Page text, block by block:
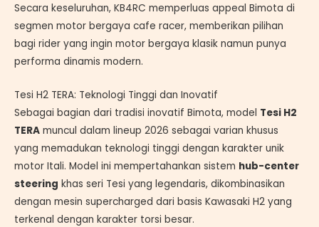
Secara keseluruhan, KB4RC memperluas appeal Bimota di
segmen motor bergaya cafe racer, memberikan pilihan
bagi rider yang ingin motor bergaya klasik namun punya
performa dinamis modern.
Tesi H2 TERA: Teknologi Tinggi dan Inovatif
Sebagai bagian dari tradisi inovatif Bimota, model Tesi H2
TERA muncul dalam lineup 2026 sebagai varian khusus
yang memadukan teknologi tinggi dengan karakter unik
motor Itali. Model ini mempertahankan sistem hub-center
steering khas seri Tesi yang legendaris, dikombinasikan
dengan mesin supercharged dari basis Kawasaki H2 yang
terkenal dengan karakter torsi besar.